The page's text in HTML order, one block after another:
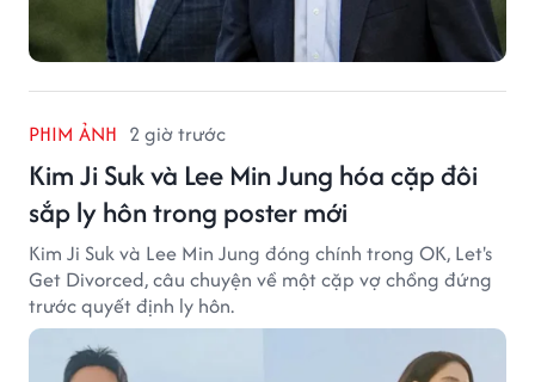
PHIM ẢNH 2 giờ trước
Kim Ji Suk và Lee Min Jung hóa cặp đôi
sắp ly hôn trong poster mới
Kim Ji Suk và Lee Min Jung đóng chính trong OK, Let's
Get Divorced, câu chuyện về một cặp vợ chồng đứng
trước quyết định ly hôn.